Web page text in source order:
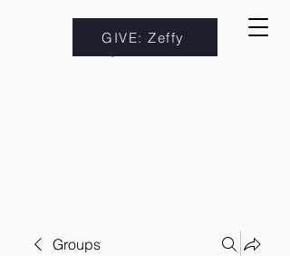
GIVE: Zeffy
Groups